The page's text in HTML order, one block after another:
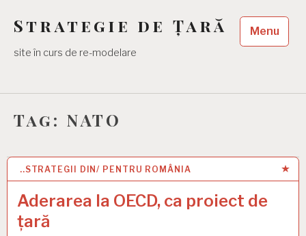
Strategie de Țară
site în curs de re-modelare
Menu
Tag: NATO
..STRATEGII DIN/ PENTRU ROMÂNIA
Aderarea la OECD, ca proiect de
țară
18 FEB 2025